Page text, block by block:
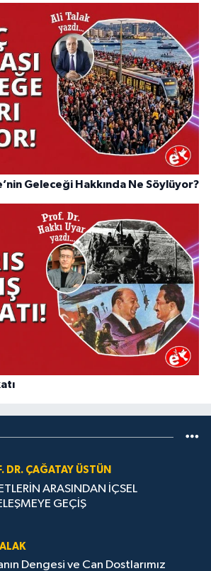
Geleceği Hakkında Ne Söylüyor?
DR. ÇAĞATAY ÜSTÜN
ARASINDAN İÇSEL
GEÇİŞ
Dengesi ve Can Dostlarımız